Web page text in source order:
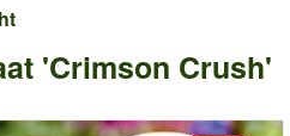
'Crimson Crush'